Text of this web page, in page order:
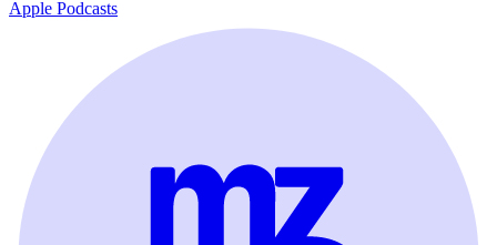
Apple Podcasts